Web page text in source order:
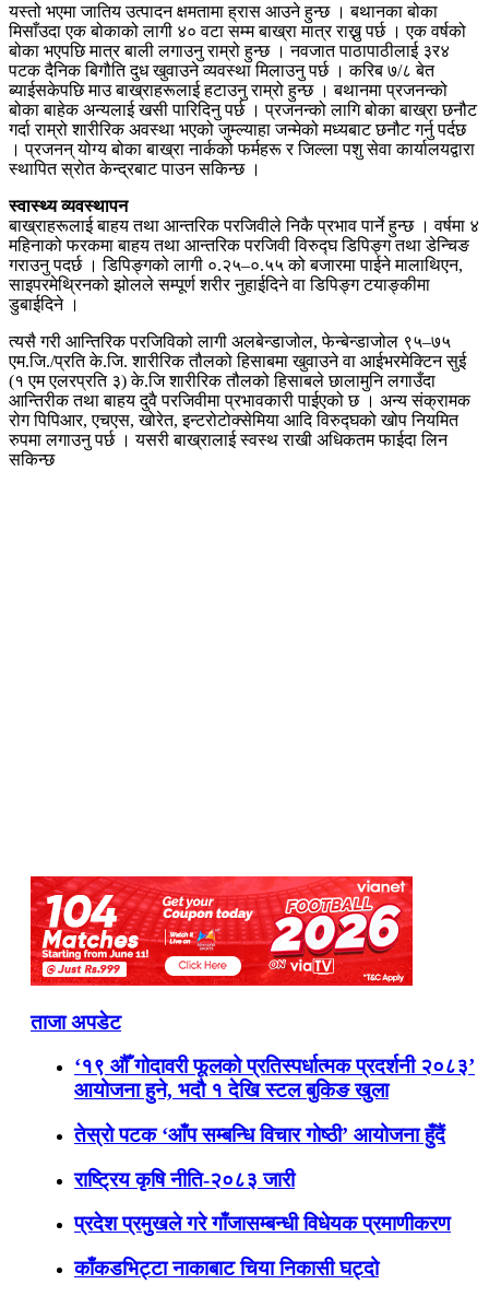
यस्तो भएमा जातिय उत्पादन क्षमतामा ह्रास आउने हुन्छ । बथानका बोका
मिसाँउदा एक बोकाको लागी ४० वटा सम्म बाख्रा मात्र राख्नु पर्छ । एक वर्षको
बोका भएपछि मात्र बाली लगाउनु राम्रो हुन्छ । नवजात पाठापाठीलाई ३र४
पटक दैनिक बिगौति दुध खुवाउने व्यवस्था मिलाउनु पर्छ । करिब ७/८ बेत
ब्याईसकेपछि माउ बाख्राहरूलाई हटाउनु राम्रो हुन्छ । बथानमा प्रजनन्को
बोका बाहेक अन्यलाई खसी पारिदिनु पर्छ । प्रजनन्को लागि बोका बाख्रा छनौट
गर्दा राम्रो शारीरिक अवस्था भएको जुम्ल्याहा जन्मेको मध्यबाट छनौट गर्नु पर्दछ
। प्रजनन् योग्य बोका बाख्रा नार्कको फर्महरू र जिल्ला पशु सेवा कार्यालयद्वारा
स्थापित स्रोत केन्द्रबाट पाउन सकिन्छ ।
स्वास्थ्य व्यवस्थापन
बाख्राहरूलाई बाहय तथा आन्तरिक परजिवीले निकै प्रभाव पार्ने हुन्छ । वर्षमा ४
महिनाको फरकमा बाहय तथा आन्तरिक परजिवी विरुद्घ डिपिङ्ग तथा डेन्चिङ
गराउनु पदर्छ । डिपिङ्गको लागी ०.२५–०.५५ को बजारमा पाईने मालाथिएन,
साइपरमेथ्रिनको झोलले सम्पूर्ण शरीर नुहाईदिने वा डिपिङ्ग टयाङ्कीमा
डुबाईदिने ।
त्यसै गरी आन्तिरिक परजिविको लागी अलबेन्डाजोल, फेन्बेन्डाजोल ९५–७५
एम.जि./प्रति के.जि. शारीरिक तौलको हिसाबमा खुवाउने वा आईभरमेक्टिन सुई
(१ एम एलरप्रति ३) के.जि शारीरिक तौलको हिसाबले छालामुनि लगाउँदा
आन्तिरीक तथा बाहय दुवै परजिवीमा प्रभावकारी पाईएको छ । अन्य संक्रामक
रोग पिपिआर, एचएस, खोरेत, इन्टरोटोक्सेमिया आदि विरुद्घको खोप नियमित
रुपमा लगाउनु पर्छ । यसरी बाख्रालाई स्वस्थ राखी अधिकतम फाईदा लिन
सकिन्छ
ताजा अपडेट
‘१९ औँ गोदावरी फूलको प्रतिस्पर्धात्मक प्रदर्शनी २०८३’
आयोजना हुने, भदौ १ देखि स्टल बुकिङ खुला
तेस्रो पटक ‘आँप सम्बन्धि विचार गोष्ठी’ आयोजना हुँदैं
राष्ट्रिय कृषि नीति-२०८३ जारी
प्रदेश प्रमुखले गरे गाँजासम्बन्धी विधेयक प्रमाणीकरण
काँकडभिट्टा नाकाबाट चिया निकासी घट्दो